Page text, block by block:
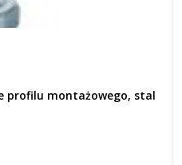
profilu montażowego, stal